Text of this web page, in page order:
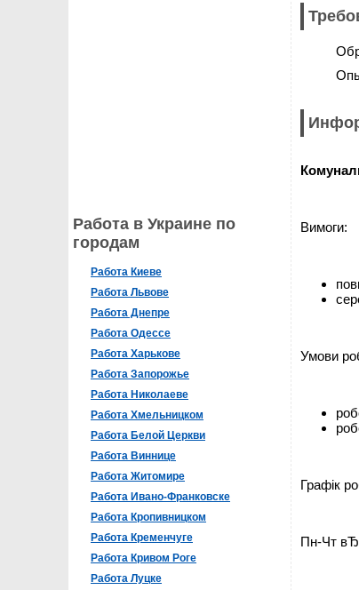
Работа в Украине по
городам
Работа Киеве
Работа Львове
Работа Днепре
Работа Одессе
Работа Харькове
Работа Запорожье
Работа Николаеве
Работа Хмельницком
Работа Белой Церкви
Работа Виннице
Работа Житомире
Работа Ивано-Франковске
Работа Кропивницком
Работа Кременчуге
Работа Кривом Роге
Работа Луцке
Вимоги:
Умови
Графік
Пн-Чт